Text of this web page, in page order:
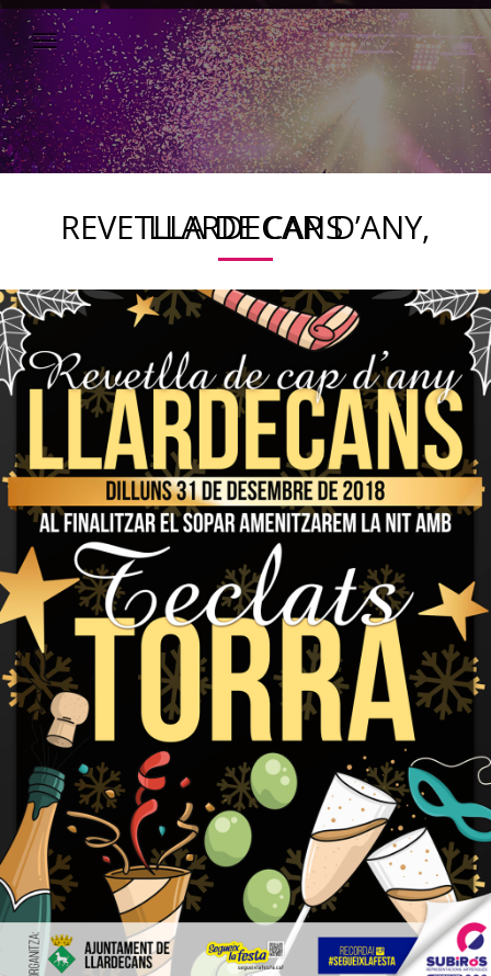
REVETLLA DE CAP D’ANY, LLARDECANS